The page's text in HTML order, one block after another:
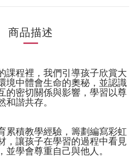
商品描述
課程裡，我們引導孩子欣賞大
境中體會生命的奧秘，並認識
的密切關係與影響，學習以尊
和諧共存。
累積教學經驗，籌劃編寫彩虹
，讓孩子在學習的過程中看見
並學會尊重自己與他人。